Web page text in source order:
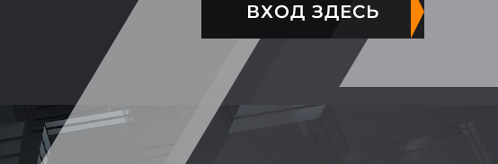
ВХОД ЗДЕСЬ